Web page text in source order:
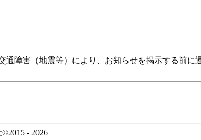
障害（地震等）により、お知らせを掲示する前に
- 2026